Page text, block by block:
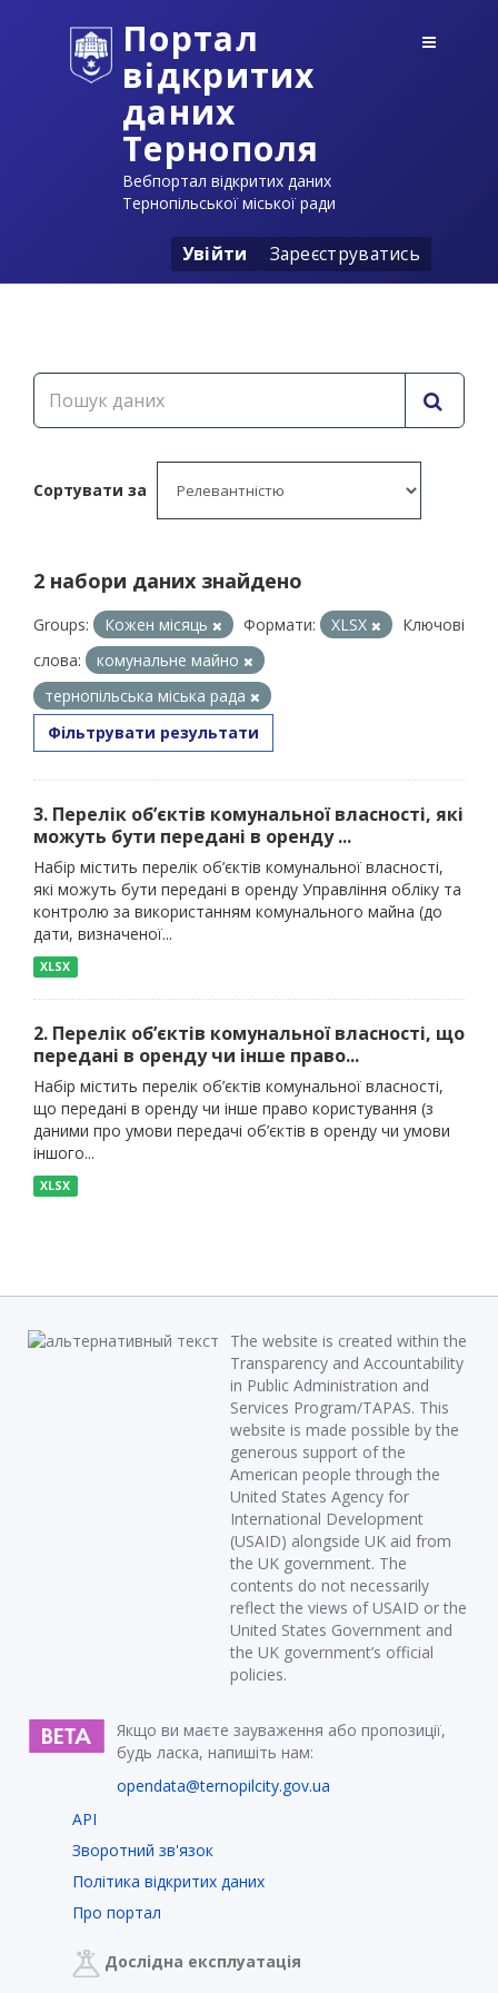
Портал
відкритих
даних
Тернополя
Вебпортал відкритих даних
Тернопільської міської ради
Увійти Зареєструватись
Сортувати за
2 набори даних знайдено
Groups: Кожен місяць Формати: XLSX
Ключові
слова:
комунальне майно
тернопільська міська рада
Фільтрувати результати
3. Перелік об’єктів комунальної власності, які
можуть бути передані в оренду ...
Набір містить перелік об’єктів комунальної власності,
які можуть бути передані в оренду Управління обліку та
контролю за використанням комунального майна (до
дати, визначеної...
XLSX
2. Перелік об’єктів комунальної власності, що
передані в оренду чи інше право...
Набір містить перелік об’єктів комунальної власності,
що передані в оренду чи інше право користування (з
даними про умови передачі об’єктів в оренду чи умови
іншого...
XLSX
The website is created within the
Transparency and Accountability
in Public Administration and
Services Program/TAPAS. This
website is made possible by the
generous support of the
American people through the
United States Agency for
International Development
(USAID) alongside UK aid from
the UK government. The
contents do not necessarily
reflect the views of USAID or the
United States Government and
the UK government’s official
policies.
Якщо ви маєте зауваження або пропозиції,
будь ласка, напишіть нам:
opendata@ternopilcity.gov.ua
API
Зворотний зв'язок
Політика відкритих даних
Про портал
Дослідна експлуатація